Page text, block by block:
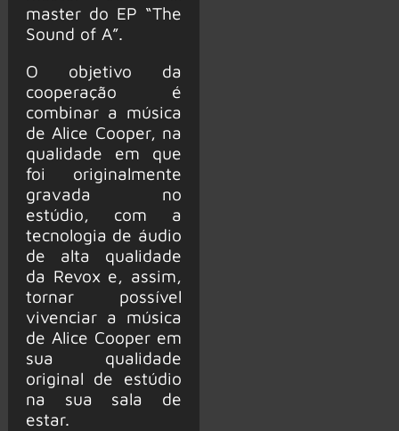
master do EP “The
Sound of A”.
O objetivo da
cooperação é
combinar a música
de Alice Cooper, na
qualidade em que
foi originalmente
gravada no
estúdio, com a
tecnologia de áudio
de alta qualidade
da Revox e, assim,
tornar possível
vivenciar a música
de Alice Cooper em
sua qualidade
original de estúdio
na sua sala de
estar.